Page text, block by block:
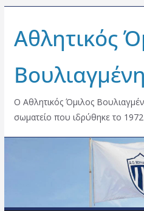
content
Αθλητικός
Ο Αθλητικός Όμιλος
σωματείο που ιδρύθηκε το